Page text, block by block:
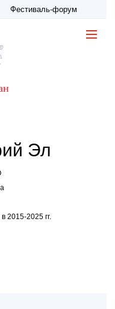
Фестиваль-форум
Эл
2025 гг.